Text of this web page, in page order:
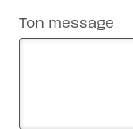
Ton message